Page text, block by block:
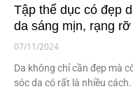
Tập thể dục có đẹp
da sáng mịn, rạng rỡ
07/11/2024
Da không chỉ cần đẹp mà
sóc da có rất là nhiều